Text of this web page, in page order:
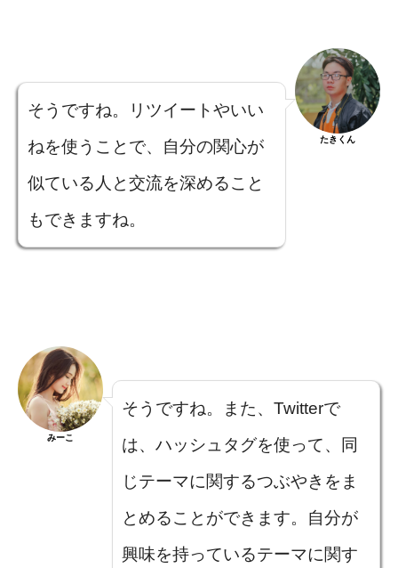
そうですね。リツイートやいい
ねを使うことで、自分の関心が
似ている人と交流を深めること
もできますね。
たきくん
みーこ
そうですね。また、Twitterで
は、ハッシュタグを使って、同
じテーマに関するつぶやきをま
とめることができます。自分が
興味を持っているテーマに関す